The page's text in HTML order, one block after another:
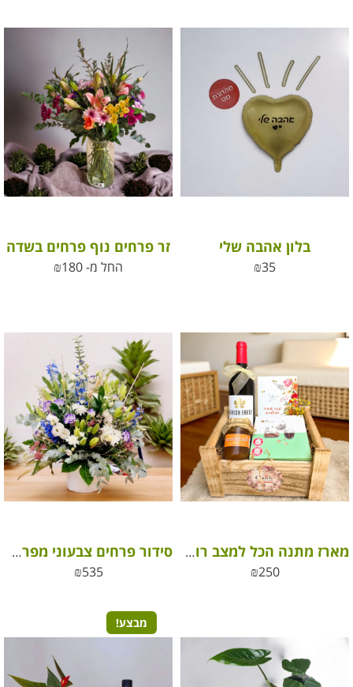
בלון אהבה שלי
₪35
זר פרחים נוף פרחים בשדה
החל מ- ₪180
מארז מתנה הכל למצב רוח טוב
₪250
סידור פרחים צבעוני מפרחי בר
₪535
מבצע!